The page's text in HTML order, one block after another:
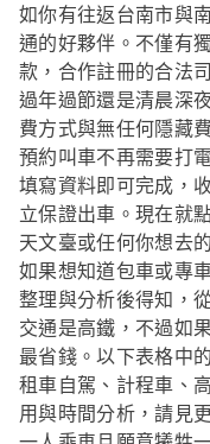
如你有往返台南市與
通的好夥伴。不僅有
款，合作註冊的合法
過年過節還是清晨深
費方式與無任何隱藏
預約叫車不再需要打
填寫資料即可完成，
立保證出車。現在就
天文臺或任何你想去
如果想知道包車或專
整理與分析後得知，
交通是高鐵，不過如
最省錢。以下表格中
租車自駕、計程車、
用與時間分析，請見